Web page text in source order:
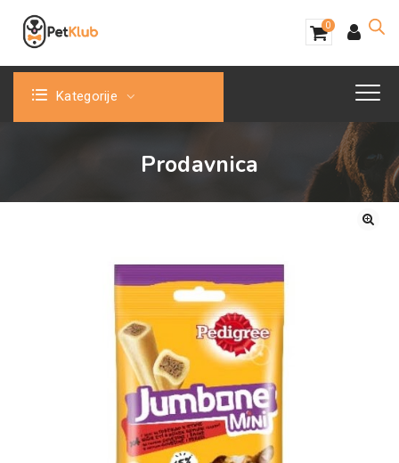
0
Kategorije
Prodavnica